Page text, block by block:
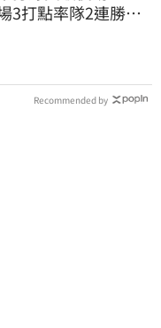
3打點率隊2連勝雄
Recommended by